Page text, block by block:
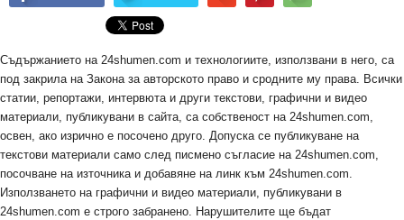
Съдържанието на 24shumen.com и технологиите, използвани в него, са
под закрила на Закона за авторското право и сродните му права. Всички
статии, репортажи, интервюта и други текстови, графични и видео
материали, публикувани в сайта, са собственост на 24shumen.com,
освен, ако изрично е посочено друго. Допуска се публикуване на
текстови материали само след писмено съгласие на 24shumen.com,
посочване на източника и добавяне на линк към 24shumen.com.
Използването на графични и видео материали, публикувани в
24shumen.com е строго забранено. Нарушителите ще бъдат